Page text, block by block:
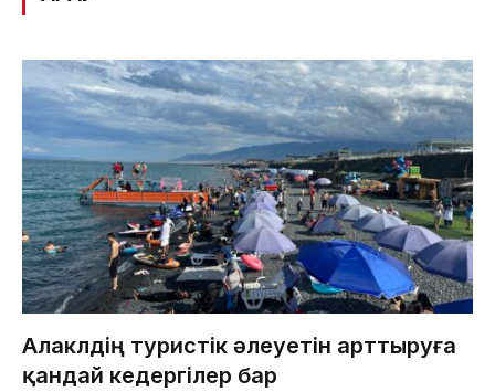
Алакөлдің туристік әлеуетін арттыруға
қандай кедергілер бар